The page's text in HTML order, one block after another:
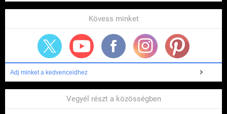
Kövess minket
Adj minket a kedvenceidhez
Vegyél részt a közösségben